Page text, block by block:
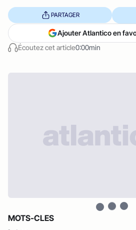
Écoutez cet article0:00min
PARTAGER
Ajouter Atlantico en
MOTS-CLES